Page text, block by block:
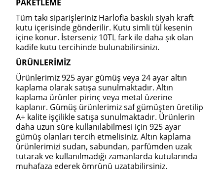
PAKETLEME
Tüm takı siparişleriniz Harlofia baskılı siyah kraft
kutu içerisinde gönderilir. Kutu simli tül kesenin
içine konur. İsterseniz 10TL fark ile daha şık olan
kadife kutu tercihinde bulunabilirsinizı.
ÜRÜNLERİMİZ
Ürünlerimiz 925 ayar gümüş veya 24 ayar altın
kaplama olarak satışa sunulmaktadır. Altın
kaplama ürünler pirinç veya metal üzerine
kaplanır. Gümüş ürünlerimiz saf gümüşten üretilip
A+ kalite işçilikle satışa sunulmaktadır. Ürünlerin
daha uzun süre kullanılabilmesi için 925 ayar
gümüş olanları tercih etmelisiniz. Altın kaplama
ürünlerimizi sudan, sabundan, parfümden uzak
tutarak ve kullanılmadığı zamanlarda kutularında
muhafaza ederek ömrünü uzatabilirsiniz.